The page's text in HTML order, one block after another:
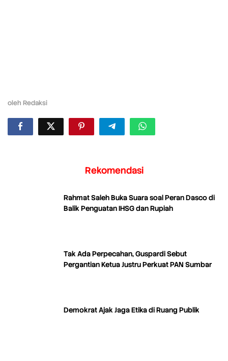
oleh Redaksi
Rekomendasi
Rahmat Saleh Buka Suara soal Peran Dasco di
Balik Penguatan IHSG dan Rupiah
Tak Ada Perpecahan, Guspardi Sebut
Pergantian Ketua Justru Perkuat PAN Sumbar
Demokrat Ajak Jaga Etika di Ruang Publik